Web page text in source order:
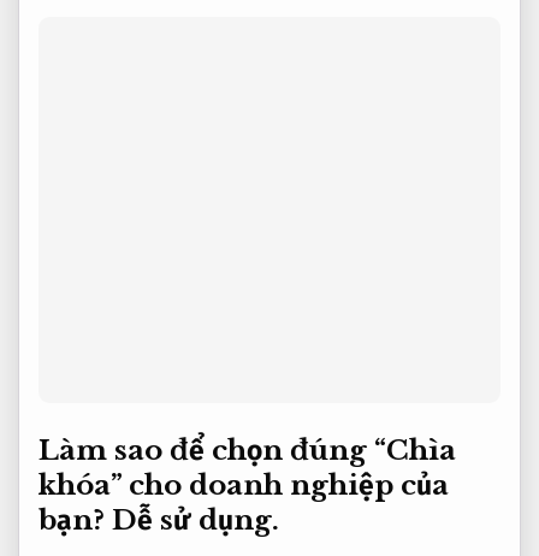
Làm sao để chọn đúng “Chìa
khóa” cho doanh nghiệp của
bạn? Dễ sử dụng.